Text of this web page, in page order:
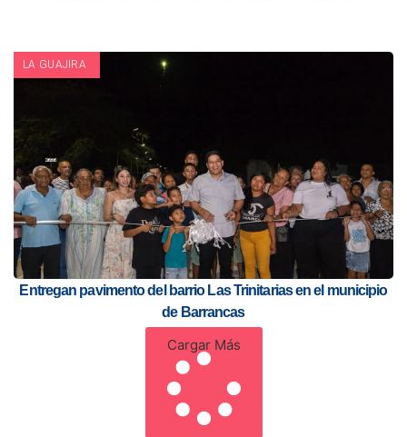
LA GUAJIRA
Entregan pavimento del barrio Las Trinitarias en el municipio
de Barrancas
Cargar Más